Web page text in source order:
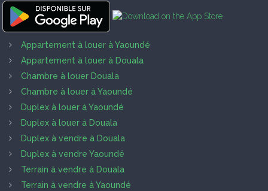
Appartement à louer à Yaoundé
Appartement à louer à Douala
Chambre à louer Douala
Chambre à louer à Yaoundé
Duplex à louer à Yaoundé
Duplex à louer à Douala
Duplex à vendre à Douala
Duplex à vendre Yaoundé
Terrain à vendre à Douala
Terrain à vendre à Yaoundé